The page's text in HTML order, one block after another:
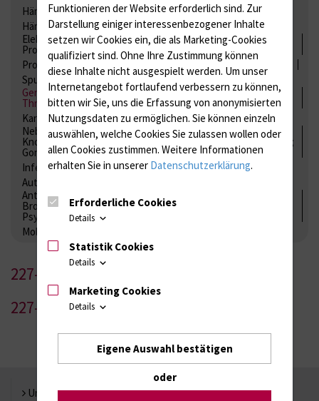
Hämatologie / Anämie
Retikulozyten
Hämoglobinelektrophorese
Liquordiagnostik
Elektrolyte, Enzyme, Substrate, Metabolite, Blutalkohol,
Proteine
Proteine
Lipide / Lipoproteine Niere / Harnwege
Spurenelemente
Säuren-Basen-Status
Gerinnung / Gerinnungsaktivierung / Gerinnungsfaktoren /
Thrombozytenfunktion / Antikoagulation
Kardiale Marker
Tumormarker
Interleukine
Nebenniere / Niere; Nebenschilddrüse ( Ca-Stoffwechsel /
Knochen; Hypophyse / Wachstum; Gestroinaltrakt / Vitamine;
Gonaden / Zyklus / Sterilität
Infektionsserologie
Allergiediagnostik
Immunologie
Autoimmundiagnostik
Antibiotika, Zystostatika, Immunsuppressiva, Amaleptika,
Bronchospasmolytika, Antiepileptika, Kardiaka,
Psychpharmaka
Molekulare Diagnostik
227-1
227-2
Universität Rostock
Funktionieren der Website erforderlich sind. Zur
Darstellung einiger interessenbezogener Inhalte
setzen wir Cookies ein, die als Marketing-Cookies
qualifiziert sind. Ohne Ihre Zustimmung können
diese Inhalte nicht ausgespielt werden. Um unser
Internetangebot fortlaufend verbessern zu können,
bitten wir Sie, uns die Erfassung von anonymisierten
Nutzungsdaten zu ermöglichen. Sie können einzeln
auswählen, welche Cookies Sie zulassen wollen oder
allen Cookies zustimmen. Weitere Informationen
erhalten Sie in unserer Datenschutzerklärung.
Erforderliche Cookies
Details
Statistik Cookies
Details
Marketing Cookies
Details
Eigene Auswahl bestätigen
oder